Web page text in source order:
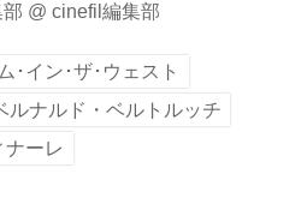
@ cinefil編集部
･イン･ザ･ウェスト
ルナルド・ベルトルッチ
ナーレ